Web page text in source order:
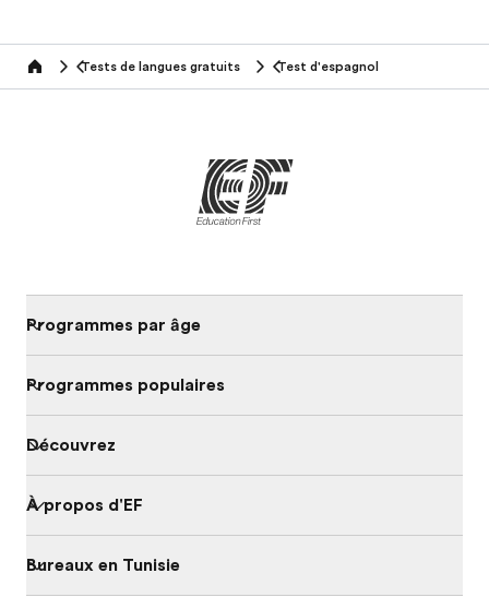
Home Tests de langues gratuits Test d'espagnol
Programmes par âge
Programmes populaires
Découvrez
À propos d'EF
Bureaux en Tunisie